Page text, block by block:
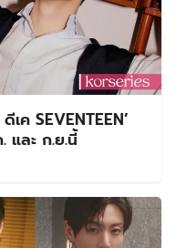
ค SEVENTEEN’
และ ก.ย.นี้